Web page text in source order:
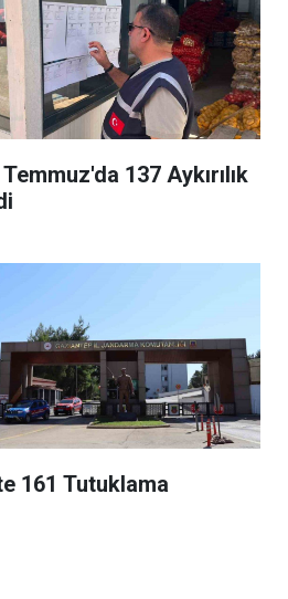
137 Aykırılık
161 Tutuklama